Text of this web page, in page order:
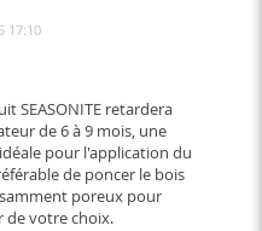
17:10
SEASONITE retardera
de 6 à 9 mois, une
pour l'application du
de poncer le bois
poreux pour
de votre choix.